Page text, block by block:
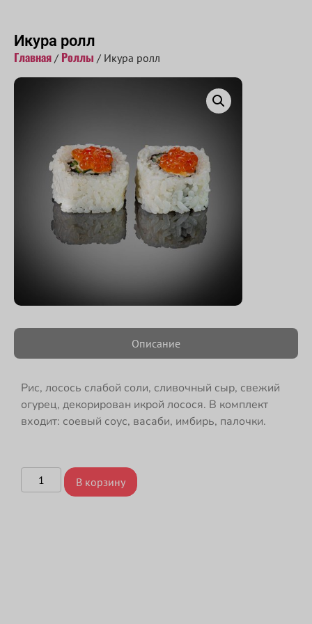
Икура ролл
Главная / Роллы / Икура ролл
Описание
Рис, лосось слабой соли, сливочный сыр, свежий
огурец, декорирован икрой лосося. В комплект
входит: соевый соус, васаби, имбирь, палочки.
В корзину